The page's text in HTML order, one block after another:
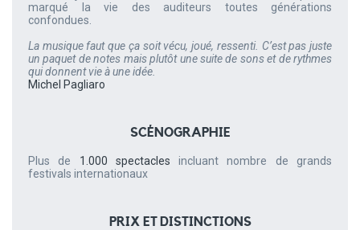
marqué la vie des auditeurs toutes générations
confondues.
La musique faut que ça soit vécu, joué, ressenti. C’est pas juste
un paquet de notes mais plutôt une suite de sons et de rythmes
qui donnent vie à une idée.
Michel Pagliaro
SCÉNOGRAPHIE
Plus de 1.000 spectacles incluant nombre de grands
festivals internationaux
PRIX ET DISTINCTIONS